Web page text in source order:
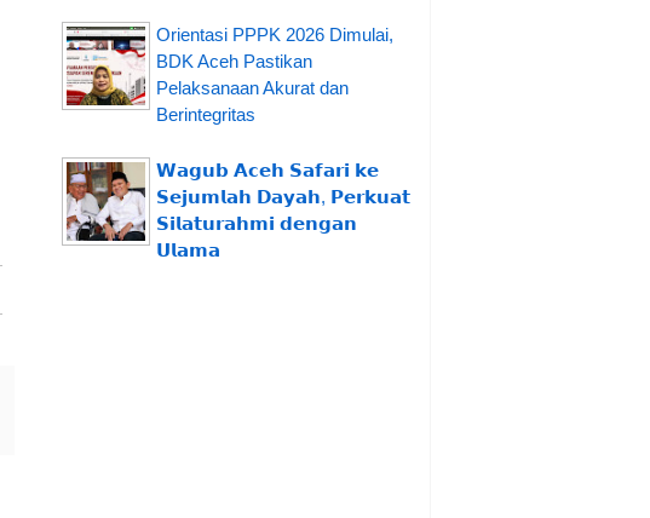
Orientasi PPPK 2026 Dimulai,
BDK Aceh Pastikan
Pelaksanaan Akurat dan
Berintegritas
𝗪𝗮𝗴𝘂𝗯 𝗔𝗰𝗲𝗵 𝗦𝗮𝗳𝗮𝗿𝗶 𝗸𝗲
𝗦𝗲𝗷𝘂𝗺𝗹𝗮𝗵 𝗗𝗮𝘆𝗮𝗵, 𝗣𝗲𝗿𝗸𝘂𝗮𝘁
𝗦𝗶𝗹𝗮𝘁𝘂𝗿𝗮𝗵𝗺𝗶 𝗱𝗲𝗻𝗴𝗮𝗻
𝗨𝗹𝗮𝗺𝗮